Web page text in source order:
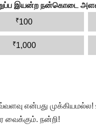
இயன்ற நன்கொடை
₹100
₹1,000
என்பது முக்கியமல்ல!
வைக்கும். நன்றி!